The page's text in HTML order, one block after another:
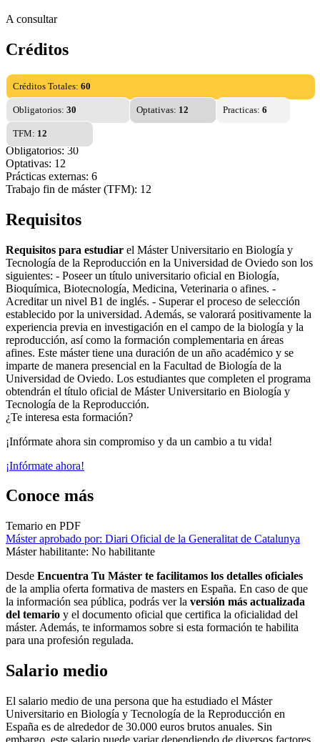
A consultar
Créditos
Créditos Totales: 60
Obligatorios: 30 Optativas: 12 Practicas: 6
TFM: 12
Obligatorios: 30
Optativas: 12
Prácticas externas: 6
Trabajo fin de máster (TFM): 12
Requisitos
Requisitos para estudiar el Máster Universitario en Biología y
Tecnología de la Reproducción en la Universidad de Oviedo son los
siguientes: - Poseer un título universitario oficial en Biología,
Bioquímica, Biotecnología, Medicina, Veterinaria o afines. -
Acreditar un nivel B1 de inglés. - Superar el proceso de selección
establecido por la universidad. Además, se valorará positivamente la
experiencia previa en investigación en el campo de la biología y la
reproducción, así como la formación complementaria en áreas
afines. Este máster tiene una duración de un año académico y se
imparte de manera presencial en la Facultad de Biología de la
Universidad de Oviedo. Los estudiantes que completen el programa
obtendrán el título oficial de Máster Universitario en Biología y
Tecnología de la Reproducción.
¿Te interesa esta formación?
¡Infórmate ahora sin compromiso y da un cambio a tu vida!
¡Infórmate ahora!
Conoce más
Temario en PDF
Máster aprobado por: Diari Oficial de la Generalitat de Catalunya
Máster habilitante: No habilitante
Desde Encuentra Tu Máster te facilitamos los detalles oficiales
de la amplia oferta formativa de masters en España. En caso de que
la información sea pública, podrás ver la versión más actualizada
del temario y el documento oficial que certifica la oficialidad del
máster. Además, te informamos sobre si esta formación te habilita
para una profesión regulada.
Salario medio
El salario medio de una persona que ha estudiado el Máster
Universitario en Biología y Tecnología de la Reproducción en
España es de alrededor de 30.000 euros brutos anuales. Sin